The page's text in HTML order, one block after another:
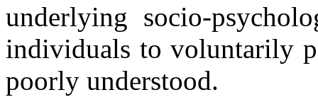
underlying socio-
individuals to voluntarily
poorly understood.